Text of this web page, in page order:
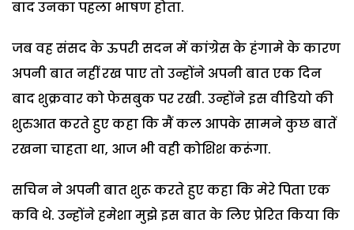
बाद उनका पहला भाषण होता.
जब वह संसद के ऊपरी सदन में कांग्रेस के हंगामे के कारण
अपनी बात नहीं रख पाए तो उन्होंने अपनी बात एक दिन
बाद शुक्रवार को फेसबुक पर रखी. उन्होंने इस वीडियो की
शुरुआत करते हुए कहा कि मैं कल आपके सामने कुछ बातें
रखना चाहता था, आज भी वही कोशिश करूंगा.
सचिन ने अपनी बात शुरू करते हुए कहा कि मेरे पिता एक
कवि थे. उन्होंने हमेशा मुझे इस बात के लिए प्रेरित किया कि